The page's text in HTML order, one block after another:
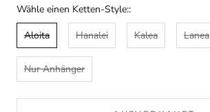
Wähle einen Ketten-Style::
Aloita
Hanalei Kalea Lanea
Nur Anhänger